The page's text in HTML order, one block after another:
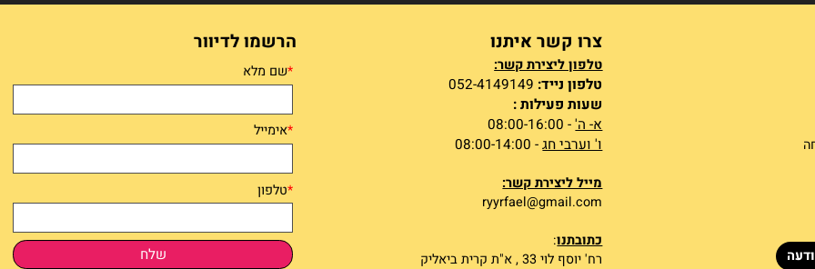
צרו קשר איתנו
טלפון ליצירת קשר:
טלפון נייד:052-4149149
שעות פעילות :
א- ה'- 08:00-16:00
ו' וערבי חג
מייל ליצירת קשר:
ryyrfael@gmail.com
הרשמו לדיוור